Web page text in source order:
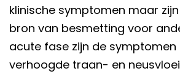
klinische symptomen maar
bron van besmetting voor
acute fase zijn de symptomen
verhoogde traan- en